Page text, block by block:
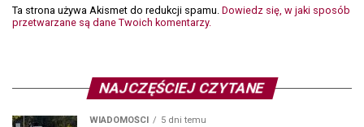
Ta strona używa Akismet do redukcji spamu. Dowiedz się, w jaki sposób
przetwarzane są dane Twoich komentarzy.
NAJCZĘŚCIEJ CZYTANE
WIADOMOŚCI 5 dni temu